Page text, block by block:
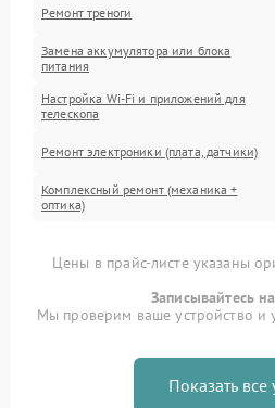
Ремонт треноги
Замена аккумулятора или блока
питания
Настройка Wi-Fi и приложений для
телескопа
Ремонт электроники (плата, датчики)
Комплексный ремонт (механика +
оптика)
Цены в прайс-листе указаны
Записывайтесь
Мы проверим ваше устройство и
Показать все